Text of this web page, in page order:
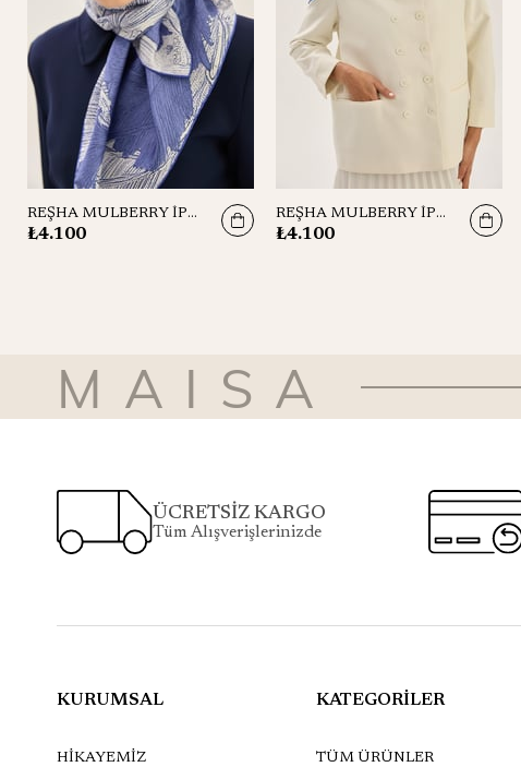
REŞHA MULBERRY İPEK EŞARP 90*90 CM - MOR
₺4.100
REŞHA MULBERRY İPEK EŞARP 90*90 CM - MAVİ
₺4.100
MAISA
ÜCRETSİZ KARGO
Tüm Alışverişlerinizde
KURUMSAL
HİKAYEMİZ
KATEGORİLER
TÜM ÜRÜNLER